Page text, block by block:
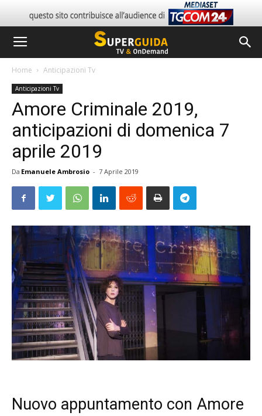
Home Anticipazioni Tv
Anticipazioni Tv
Amore Criminale 2019,
anticipazioni di domenica 7
aprile 2019
Da Emanuele Ambrosio - 7 Aprile 2019
Nuovo appuntamento con Amore